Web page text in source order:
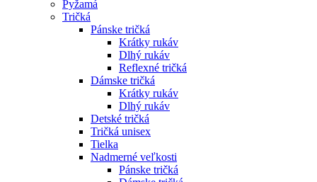
Pyžamá
Tričká
Pánske tričká
Krátky rukáv
Dlhý rukáv
Reflexné tričká
Dámske tričká
Krátky rukáv
Dlhý rukáv
Detské tričká
Tričká unisex
Tielka
Nadmerné veľkosti
Pánske tričká